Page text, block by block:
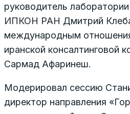
руководитель
ИПКОН РАН Дмитрий
международным
иранской консалтинговой
Сармад Афаринеш.
Модерировал сессию
директор направления